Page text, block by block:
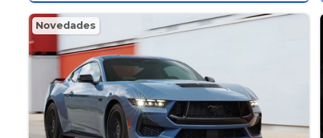
Novedades